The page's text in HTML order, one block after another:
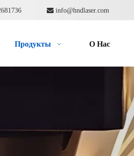
 info@hndlaser.com
Продукты О Hас